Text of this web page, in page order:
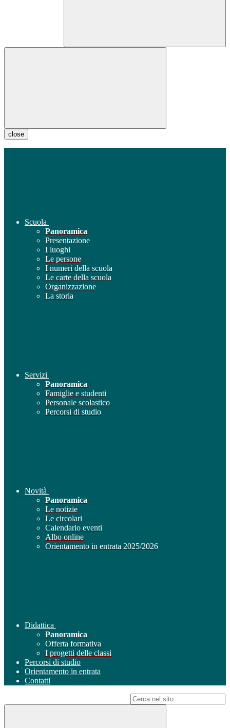
close
Scuola
Panoramica
Presentazione
I luoghi
Le persone
I numeri della scuola
Le carte della scuola
Organizzazione
La storia
Servizi
Panoramica
Famiglie e studenti
Personale scolastico
Percorsi di studio
Novità
Panoramica
Le notizie
Le circolari
Calendario eventi
Albo online
Orientamento in entrata 2025/2026
Didattica
Panoramica
Offerta formativa
I progetti delle classi
Percorsi di studio
Orientamento in entrata
Contatti